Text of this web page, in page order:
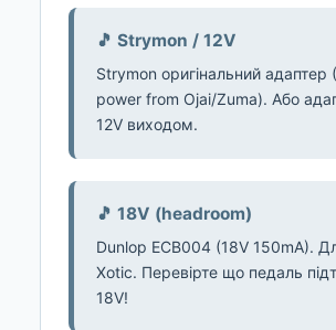
🎵 Strymon / 12V
Strymon оригінальний адаптер
power from Ojai/Zuma). Або
12V виходом.
🎵 18V (headroom)
Dunlop ECB004 (18V 150mA).
Xotic. Перевірте що педаль
18V!